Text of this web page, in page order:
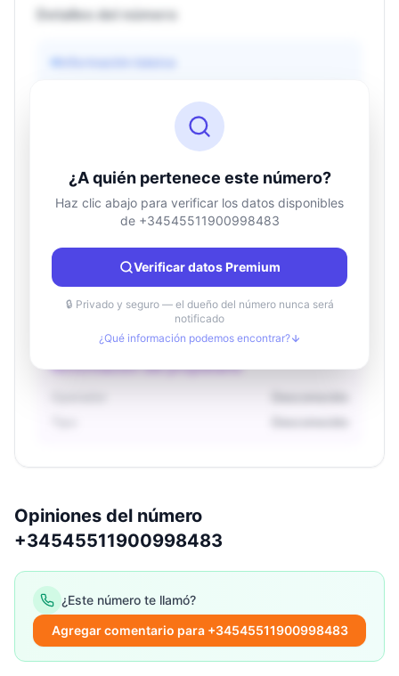
Detalles del número
Información básica
Información de ubicación
País
Desconocido
Ciudad
Desconocido
Región
Desconocido
Información del propietario
¿A quién pertenece este número?
Haz clic abajo para verificar los datos disponibles
de +34545511900998483
Verificar datos Premium
🔒 Privado y seguro — el dueño del número nunca será
notificado
¿Qué información podemos encontrar?
Opiniones del número
+34545511900998483
¿Este número te llamó?
Agregar comentario para +34545511900998483